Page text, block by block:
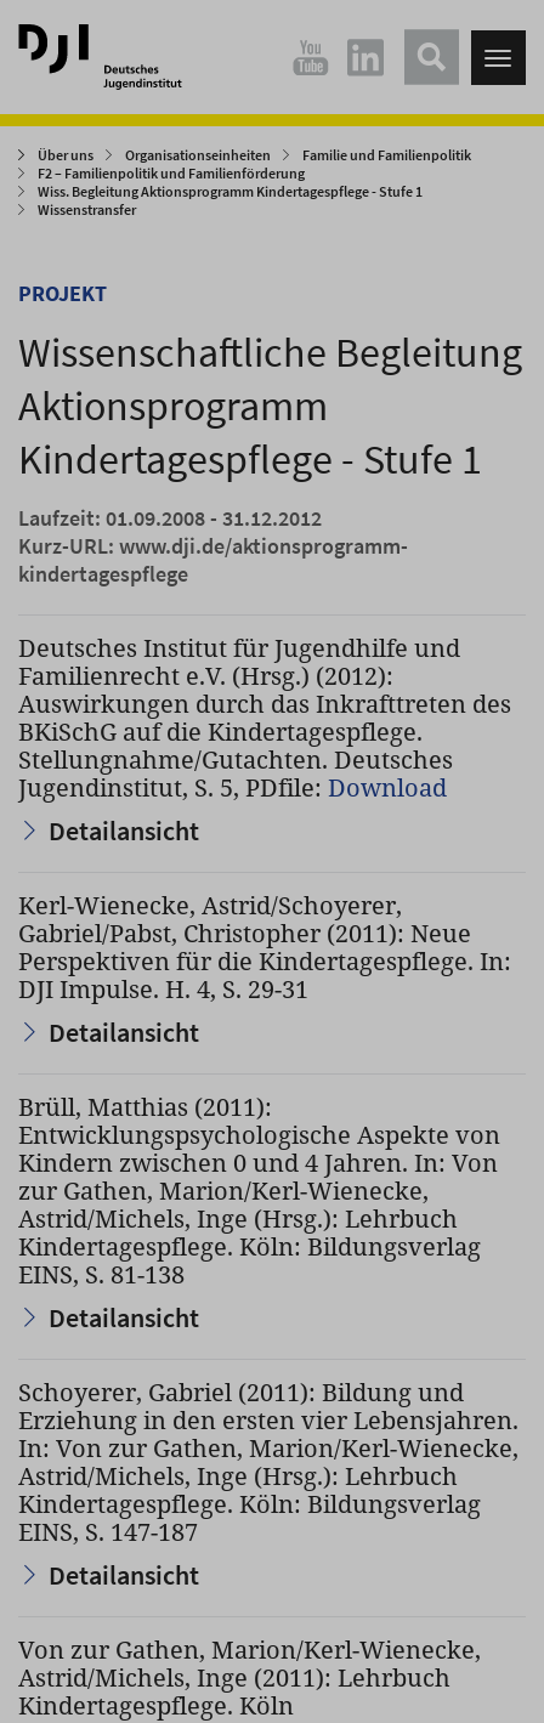
Direkt
zum
Hauptinhalt
Direkt
zum
Hauptmenü
Über uns Organisationseinheiten
Familie und Familienpolitik
F2 – Familienpolitik und Familienförderung
Wiss. Begleitung Aktionsprogramm Kindertagespflege - Stufe 1
Wissenstransfer
PROJEKT
Wissenschaftliche Begleitung
Aktionsprogramm
Kindertagespflege - Stufe 1
Laufzeit: 01.09.2008 - 31.12.2012
Kurz-URL: www.dji.de/aktionsprogramm-
kindertagespflege
Deutsches Institut für Jugendhilfe und
Familienrecht e.V. (Hrsg.) (2012):
Auswirkungen durch das Inkrafttreten des
BKiSchG auf die Kindertagespflege.
Stellungnahme/Gutachten. Deutsches
Jugendinstitut, S. 5, PDfile: Download
Detailansicht
Kerl-Wienecke, Astrid/Schoyerer,
Gabriel/Pabst, Christopher (2011): Neue
Perspektiven für die Kindertagespflege. In:
DJI Impulse. H. 4, S. 29-31
Detailansicht
Brüll, Matthias (2011):
Entwicklungspsychologische Aspekte von
Kindern zwischen 0 und 4 Jahren. In: Von
zur Gathen, Marion/Kerl-Wienecke,
Astrid/Michels, Inge (Hrsg.): Lehrbuch
Kindertagespflege. Köln: Bildungsverlag
EINS, S. 81-138
Detailansicht
Schoyerer, Gabriel (2011): Bildung und
Erziehung in den ersten vier Lebensjahren.
In: Von zur Gathen, Marion/Kerl-Wienecke,
Astrid/Michels, Inge (Hrsg.): Lehrbuch
Kindertagespflege. Köln: Bildungsverlag
EINS, S. 147-187
Detailansicht
Von zur Gathen, Marion/Kerl-Wienecke,
Astrid/Michels, Inge (2011): Lehrbuch
Kindertagespflege. Köln